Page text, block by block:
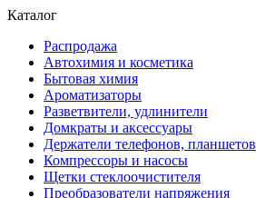
Каталог
Распродажа
Автохимия и косметика
Бытовая химия
Ароматизаторы
Разветвители, удлинители
Домкраты и аксессуары
Держатели телефонов, планшетов
Компрессоры и насосы
Щетки стеклоочистителя
Преобразователи напряжения